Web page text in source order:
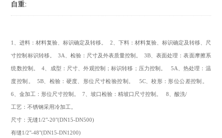
自重:
1、进料：材料复验、标识确定及转移。 2、下料：材料复验、标识确定及转移、尺
寸控制标识转移。 3A、检验：尺寸及外表质量控制。 3B、表面处理：表面摩擦系
统数控制。 4、成型：尺寸、外观控制；标识转移；压力控制。 5A、热处理：温
度控制。 5B、检验：硬度、形位尺寸检验控制。 5C、校形：形位公差控制。
6、金加工：形位尺寸控制。 7、坡口检验：精坡口尺寸控制。 8、酸洗/
工艺：不锈钢采用冷加工。
尺寸：无缝1/2"-20"(DN15-DN500)
有缝1/2"-48"(DN15-DN1200)